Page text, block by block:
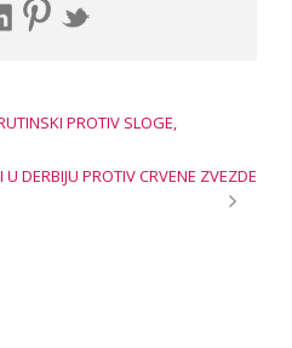
PROTIV SLOGE,
DERBIJU PROTIV CRVENE ZVEZDE